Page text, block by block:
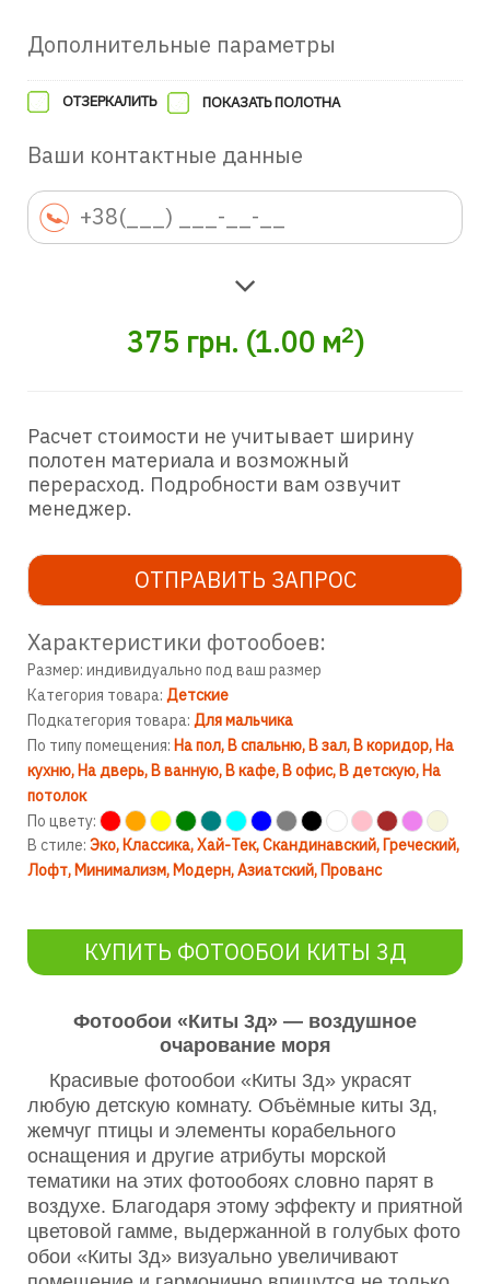
Дополнительные параметры
ОТЗЕРКАЛИТЬ ПОКАЗАТЬ ПОЛОТНА
Ваши контактные данные
375 грн. (1.00м2)
Расчет стоимости не учитывает ширину
полотен материала и возможный
перерасход. Подробности вам озвучит
менеджер.
ОТПРАВИТЬ ЗАПРОС
Характеристики фотообоев:
Размер: индивидуально под ваш размер
Категория товара: Детские
Подкатегория товара: Для мальчика
По типу помещения: На пол В спальню В зал В коридор На
кухню На дверь В ванную В кафе В офис В детскую На
потолок
По цвету:
В стиле: Эко Классика Хай-Тек Скандинавский Греческий
Лофт Минимализм Модерн Азиатский Прованс
КУПИТЬ ФОТООБОИ КИТЫ 3Д
Фотообои «Киты 3д» — воздушное
очарование моря
Красивые фотообои «Киты 3д» украсят
любую детскую комнату. Объёмные киты 3д,
жемчуг птицы и элементы корабельного
оснащения и другие атрибуты морской
тематики на этих фотообоях словно парят в
воздухе. Благодаря этому эффекту и приятной
цветовой гамме, выдержанной в голубых фото
обои «Киты 3д» визуально увеличивают